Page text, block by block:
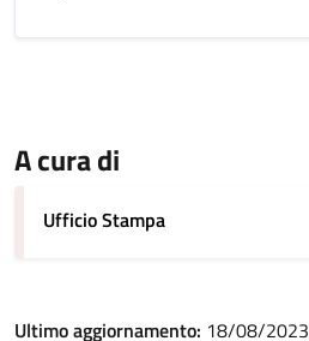
A cura di
Ufficio Stampa
Ultimo aggiornamento: 18/08/2023